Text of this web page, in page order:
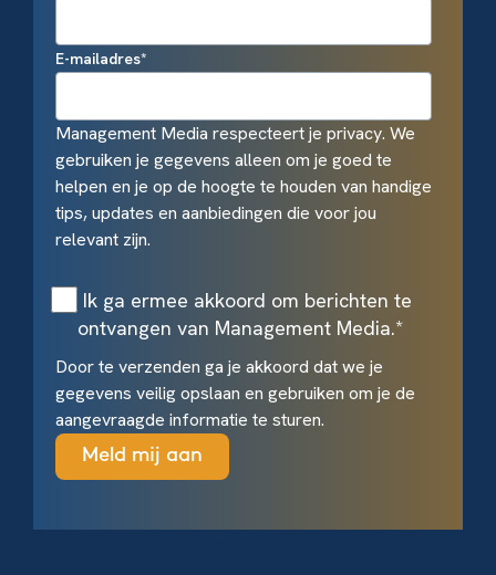
E-mailadres*
Management Media respecteert je privacy. We
gebruiken je gegevens alleen om je goed te
helpen en je op de hoogte te houden van handige
tips, updates en aanbiedingen die voor jou
relevant zijn.
Ik ga ermee akkoord om berichten te
ontvangen van Management Media.*
Door te verzenden ga je akkoord dat we je
gegevens veilig opslaan en gebruiken om je de
aangevraagde informatie te sturen.